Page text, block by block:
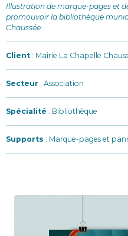
Illustration de marque-pages et
promouvoir la bibliothèque
Chaussée.
Client : Mairie La Chapelle
Secteur : Association
Spécialité : Bibliothèque
Supports : Marque-pages et